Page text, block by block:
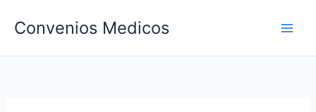
para
conteúdo
Convenios Medicos